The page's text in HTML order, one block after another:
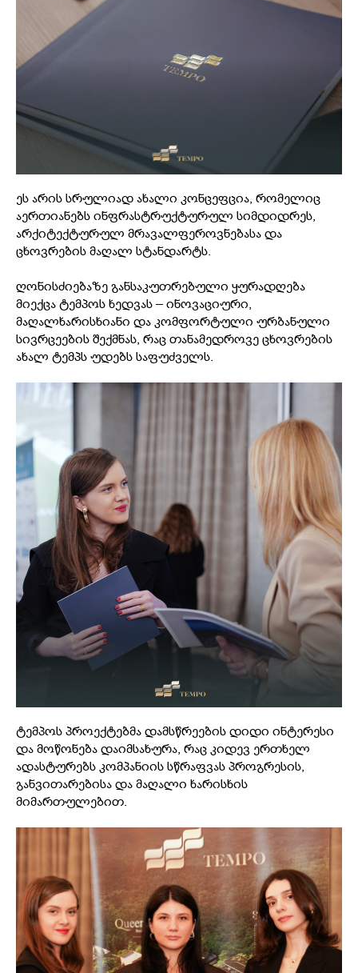
ეს არის სრულიად ახალი კონცეფცია, რომელიც
აერთიანებს ინფრასტრუქტურულ სიმდიდრეს,
არქიტექტურულ მრავალფეროვნებასა და
ცხოვრების მაღალ სტანდარტს.
ღონისძიებაზე განსაკუთრებული ყურადღება
მიექცა ტემპოს ხედვას – ინოვაციური,
მაღალხარისხიანი და კომფორტული ურბანული
სივრცეების შექმნას, რაც თანამედროვე ცხოვრების
ახალ ტემპს უდებს საფუძველს.
ტემპოს პროექტებმა დამსწრეების დიდი ინტერესი
და მოწონება დაიმსახურა, რაც კიდევ ერთხელ
ადასტურებს კომპანიის სწრაფვას პროგრესის,
განვითარებისა და მაღალი ხარისხის
მიმართულებით.